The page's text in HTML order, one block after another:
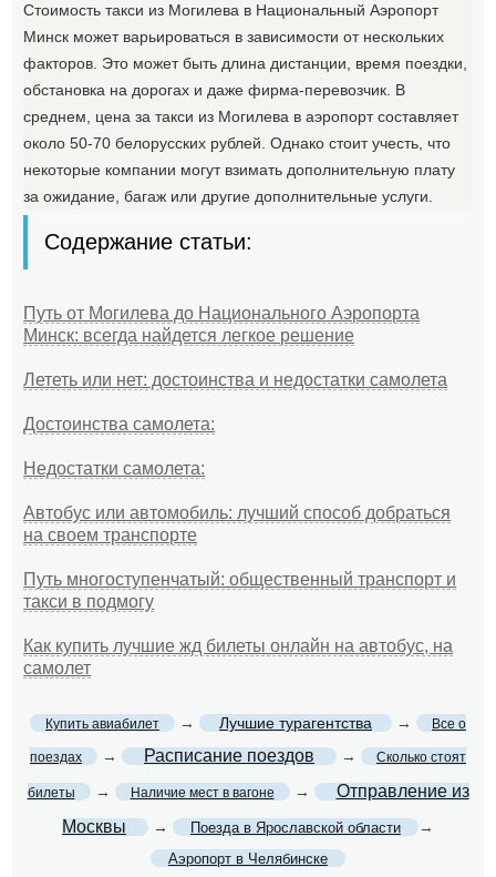
Стоимость такси из Могилева в Национальный Аэропорт
Минск может варьироваться в зависимости от нескольких
факторов. Это может быть длина дистанции, время поездки,
обстановка на дорогах и даже фирма-перевозчик. В
среднем, цена за такси из Могилева в аэропорт составляет
около 50-70 белорусских рублей. Однако стоит учесть, что
некоторые компании могут взимать дополнительную плату
за ожидание, багаж или другие дополнительные услуги.
Содержание статьи:
Путь от Могилева до Национального Аэропорта
Минск: всегда найдется легкое решение
Лететь или нет: достоинства и недостатки самолета
Достоинства самолета:
Недостатки самолета:
Автобус или автомобиль: лучший способ добраться
на своем транспорте
Путь многоступенчатый: общественный транспорт и
такси в подмогу
Как купить лучшие жд билеты онлайн на автобус, на
самолет
Купить авиабилет → Лучшие турагентства → Все о
поездах → Расписание поездов → Сколько стоят
билеты → Наличие мест в вагоне →
Отправление из
Москвы
→ Поезда в Ярославской области →
Аэропорт в Челябинске